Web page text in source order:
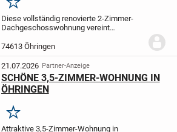
Merken
Diese vollständig renovierte 2-Zimmer-
Dachgeschosswohnung vereint
Highlights wie die großzügige
Dachterrasse, ein bequemer Aufzug
direkt in die Etage und ein eigener...
74613 Öhringen
21.07.2026 Partner-Anzeige
SCHÖNE 3,5-ZIMMER-WOHNUNG IN
ÖHRINGEN
Merken
Attraktive 3,5-Zimmer-Wohnung in